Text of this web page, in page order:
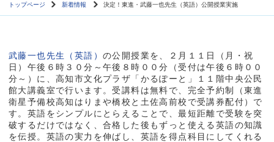
トップページ 新着情報 決定！東進・武藤一也先生（英語）公開授業実施
武藤一也先生（英語） の公開授業を、２月１１日（月・祝
日）午後６時３０分～午後８時００分（受付は午後６時００
分～）に、高知市文化プラザ「かるぽーと」１１階中央公民
館大講義室で行います。受講料は無料で、完全予約制（東進
衛星予備校高知はりまや橋校と土佐高前校で受講券配付）で
す。英語をシンプルにとらえることで、最短距離で受験を突
破するだけではなく、合格した後もずっと使える英語の知識
を伝授。英語の実力を伸ばし、英語を得点科目にしてくれる